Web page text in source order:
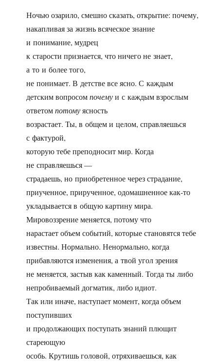
Ночью озарило, смешно сказать, открытие: почему,
накапливая за жизнь всяческое знание
и понимание, мудрец
к старости признается, что ничего не знает,
а то и более того,
не понимает. В детстве все ясно. С каждым
детским вопросомпочемуи с каждым взрослым
ответомпотомуясность
возрастает. Ты, в общем и целом, справляешься
с фактурой,
которую тебе преподносит мир. Когда
не справляешься —
страдаешь, но приобретенное через страдание,
приученное, прирученное, одомашненное как-то
укладывается в общую картину мира.
Мировоззрение меняется, потому что
нарастает объем событий, которые становятся тебе
известны. Нормально. Ненормально, когда
прибавляются изменения, а твой угол зрения
не меняется, застыв как каменный. Тогда ты либо
непробиваемый догматик, либо идиот.
Так или иначе, наступает момент, когда объем
поступивших
и продолжающих поступать знаний плющит
стареющую
особь. Крутишь головой, отряхиваешься, как